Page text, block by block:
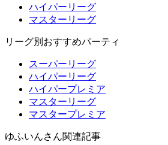
ハイパーリーグ
マスターリーグ
リーグ別おすすめパーティ
スーパーリーグ
ハイパーリーグ
ハイパープレミア
マスターリーグ
マスタープレミア
ゆふいんさん関連記事